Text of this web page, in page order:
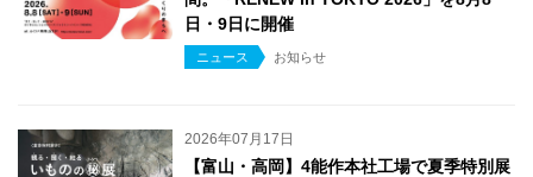
日・9日に開催
ニュース お知らせ
2026年07月17日
【富山・高岡】4能作本社工場で夏季特別展